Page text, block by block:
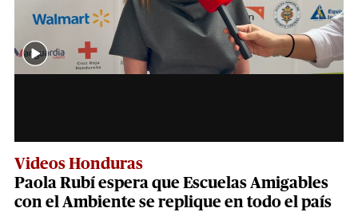
Videos Honduras
Paola Rubí espera que Escuelas Amigables
con el Ambiente se replique en todo el país